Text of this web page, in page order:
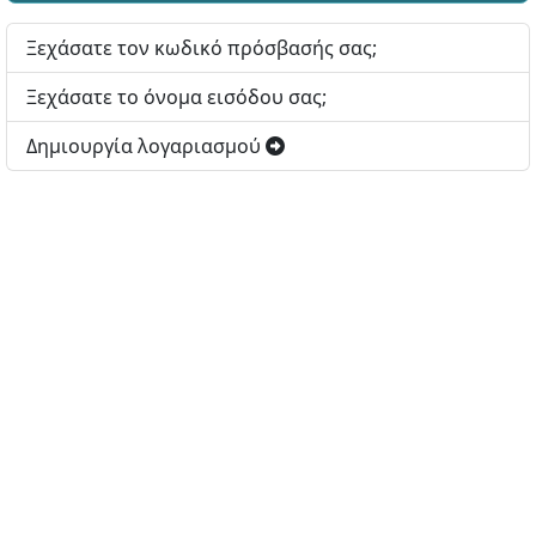
Ξεχάσατε τον κωδικό πρόσβασής σας;
Ξεχάσατε το όνομα εισόδου σας;
Δημιουργία λογαριασμού